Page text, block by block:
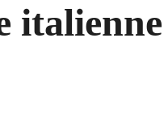
italienne